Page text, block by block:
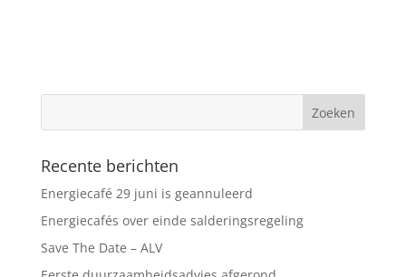
Recente berichten
Energiecafé 29 juni is geannuleerd
Energiecafés over einde salderingsregeling
Save The Date – ALV